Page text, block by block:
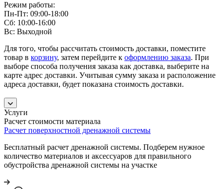
Режим работы:
Пн-Пт: 09:00-18:00
Сб: 10:00-16:00
Вс: Выходной
Для того, чтобы рассчитать стоимость доставки, поместите
товар в корзину, затем перейдите к оформлению заказа. При
выборе способа получения заказа как доставка, выберите на
карте адрес доставки. Учитывая сумму заказа и расположение
адреса доставки, будет показана стоимость доставки.
Услуги
Расчет стоимости материала
Расчет поверхностной дренажной системы
Бесплатный расчет дренажной системы. Подберем нужное
количество материалов и аксессуаров для правильного
обустройства дренажной системы на участке